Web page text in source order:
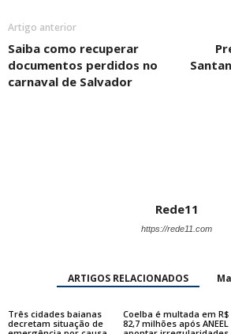
Artigo anterior
Saiba como recuperar
documentos perdidos no
carnaval de Salvador
Rede11
https://rede11.com
ARTIGOS RELACIONADOS
Três cidades baianas
decretam situação de
Coelba é multada em R$
82,7 milhões após ANEEL